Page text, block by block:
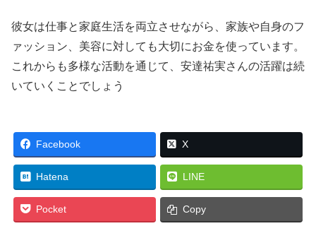
彼女は仕事と家庭生活を両立させながら、家族や自身のフ
ァッション、美容に対しても大切にお金を使っています。
これからも多様な活動を通じて、安達祐実さんの活躍は続
いていくことでしょう
Facebook X
Hatena LINE
Pocket Copy